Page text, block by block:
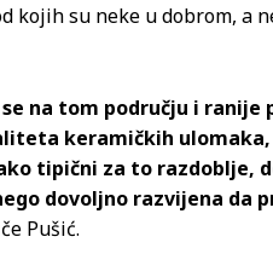
kojih su neke u dobrom, a
na tom području i
keramičkih
tipični za to razdoblje,
dovoljno razvijena da
Pušić.